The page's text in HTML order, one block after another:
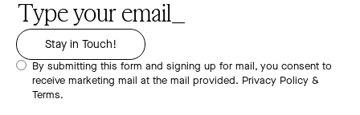
By submitting this form and signing up for mail, you consent to
receive marketing mail at the mail provided. Privacy Policy &
Terms.